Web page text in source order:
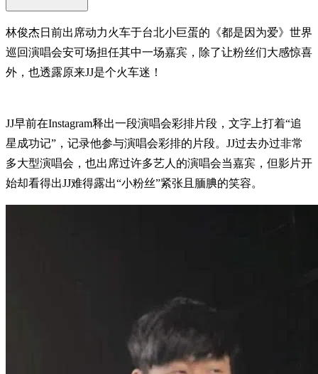
林俊杰日前出席动力火车于台北小巨蛋的《都是因为爱》世界
巡回演唱会安可场担任其中一场嘉宾，除了让粉丝们大感惊喜
外，也透露原来JJ是个火车迷！
JJ早前在Instagram释出一段演唱会彩排片段，文字上打着“追
星成功记”，记录他参与演唱会彩排的片段。JJ过去办过非常
多大型演唱会，也出席过许多艺人的演唱会当嘉宾，但影片开
始却看得出JJ难得露出“小粉丝”紧张且腼腆的笑容。